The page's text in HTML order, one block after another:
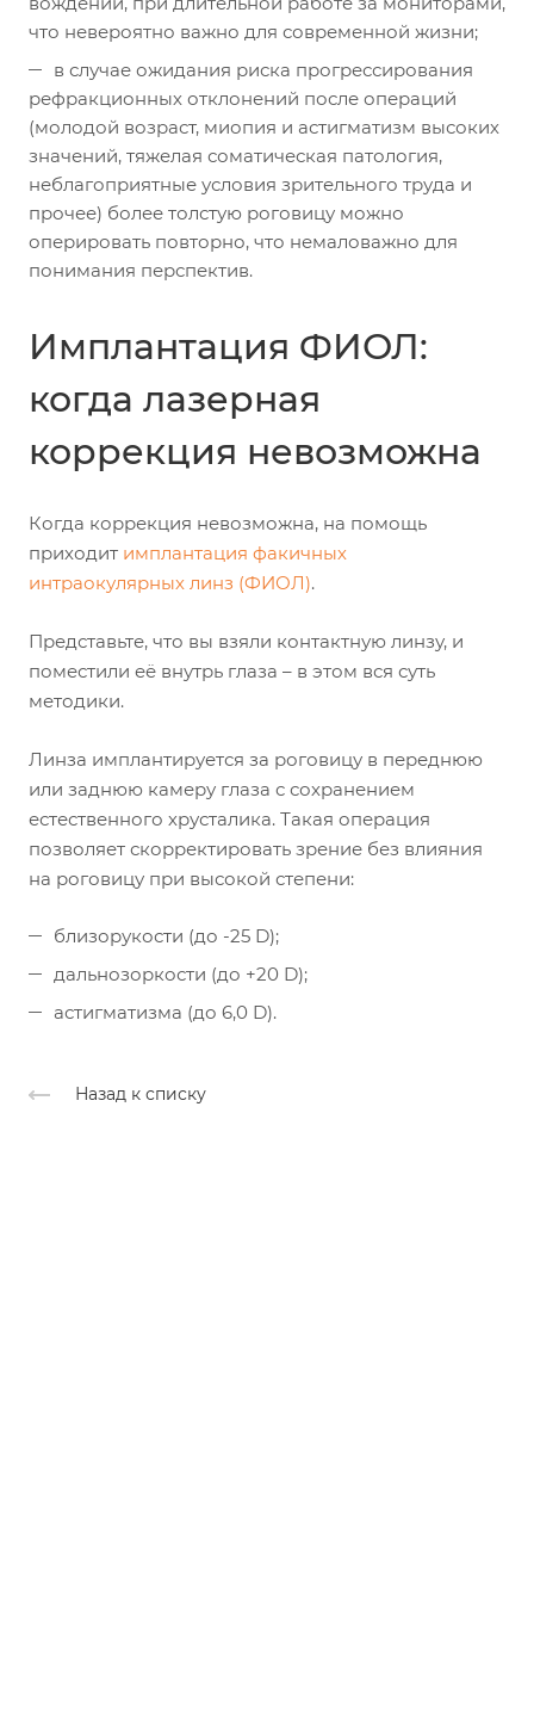
что невероятно важно для современной жизни;
в случае ожидания риска прогрессирования
рефракционных отклонений после операций
(молодой возраст, миопия и астигматизм высоких
значений, тяжелая соматическая патология,
неблагоприятные условия зрительного труда и
прочее) более толстую роговицу можно
оперировать повторно, что немаловажно для
понимания перспектив.
Имплантация ФИОЛ:
когда лазерная
коррекция невозможна
Когда коррекция невозможна, на помощь
приходит имплантация факичных
интраокулярных линз (ФИОЛ).
Представьте, что вы взяли контактную линзу, и
поместили её внутрь глаза – в этом вся суть
методики.
Линза имплантируется за роговицу в переднюю
или заднюю камеру глаза с сохранением
естественного хрусталика. Такая операция
позволяет скорректировать зрение без влияния
на роговицу при высокой степени:
близорукости (до -25 D);
дальнозоркости (до +20 D);
астигматизма (до 6,0 D).
Назад к списку